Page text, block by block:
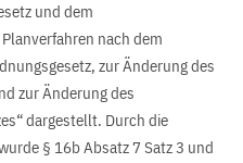
und dem
nach dem
zur Änderung des
zur Änderung des
dargestellt. Durch die
§ 16b Absatz 7 Satz 3 und